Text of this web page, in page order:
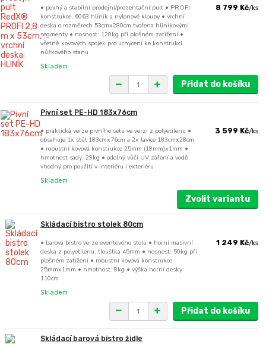
• pevný a stabilní prodejní/prezentační pult • PROFI
konstrukce, 6063 hliník a nylonové klouby • vrchní
deska o rozměrech 53cmx280cm tvořena hliníkovými
segmenty • nosnost: 120kg při plošném zatížení •
včetně kovových spojek pro uchycení ke konstrukci
nůžkového stanu
8 799 Kč/ks
Skladem
Přidat do košíku
Pivní set PE-HD 183x76cm
• praktická verze pivního setu ve verzi z polyetilenu •
obsahuje 1x stůl 183cmx76cm a 2x lavice 183cmx28cm
• robustní kovová konstrukce 25mm (19mm)x1mm •
hmotnost sady: 29kg • odolný vůči UV záření a vodě,
vhodný pro použití v interiéru i exteriéru
3 599 Kč/ks
Skladem
Zvolit variantu
Skládací bistro stolek 80cm
• barová bistro verze eventového stolu • horní masivní
deska z polyetilenu, tloušťka 45mm • nosnost: 50kg při
plošném zatížení • robustní kovová konstrukce
25mmx1mm • hmotnost: 8kg • výška horní desky:
110cm
1 249 Kč/ks
Skladem
Přidat do košíku
Skládací barová bistro židle